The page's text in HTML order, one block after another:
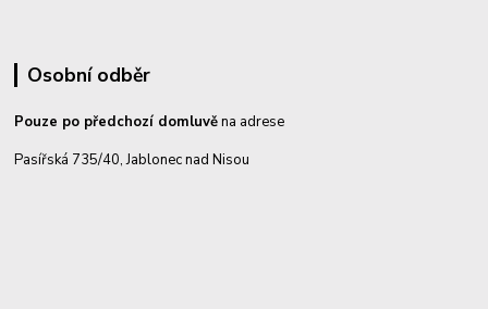
Osobní odběr
Pouze po předchozí domluvěna adrese
Pasířská 735/40, Jablonec nad Nisou